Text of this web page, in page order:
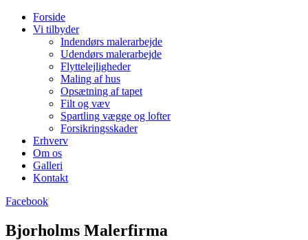
Forside
Vi tilbyder
Indendørs malerarbejde
Udendørs malerarbejde
Flyttelejligheder
Maling af hus
Opsætning af tapet
Filt og væv
Spartling vægge og lofter
Forsikringsskader
Erhverv
Om os
Galleri
Kontakt
Facebook
Bjorholms Malerfirma